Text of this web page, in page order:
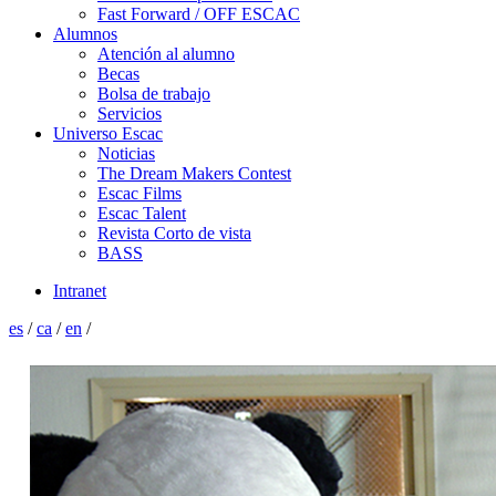
Fast Forward / OFF ESCAC
Alumnos
Atención al alumno
Becas
Bolsa de trabajo
Servicios
Universo Escac
Noticias
The Dream Makers Contest
Escac Films
Escac Talent
Revista Corto de vista
BASS
Intranet
es /ca /en /